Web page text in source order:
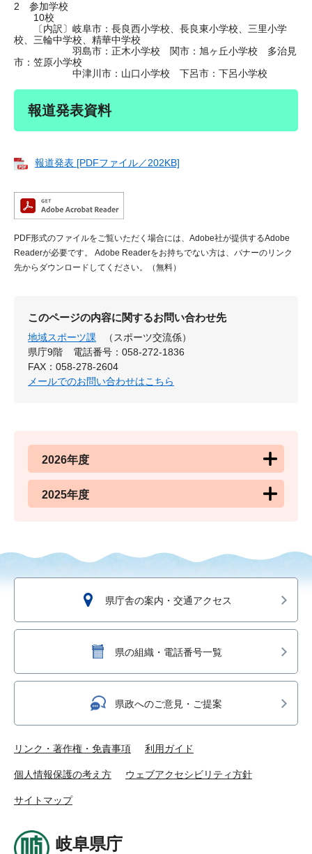
2 参加学校
10校
〔内訳〕岐阜市：長良西小学校、長良東小学校、三里小学
校、三輪中学校、精華中学校
羽島市：正木小学校 関市：旭ヶ丘小学校 多治見
市：笠原小学校
中津川市：山口小学校 下呂市：下呂小学校
報道発表資料
報道発表 [PDFファイル／202KB]
PDF形式のファイルをご覧いただく場合には、Adobe社が提供するAdobe
Readerが必要です。
Adobe Readerをお持ちでない方は、バナーのリンク
先からダウンロードしてください。（無料）
このページの内容に関するお問い合わせ先
地域スポーツ課
（スポーツ交流係）
県庁9階
電話番号：058-272-1836
FAX：058-278-2604
メールでのお問い合わせはこちら
2026年度
2025年度
県庁舎の案内・交通アクセス
県の組織・電話番号一覧
県政へのご意見・ご提案
リンク・著作権・免責事項 利用ガイド
個人情報保護の考え方 ウェブアクセシビリティ方針
サイトマップ
岐阜県庁